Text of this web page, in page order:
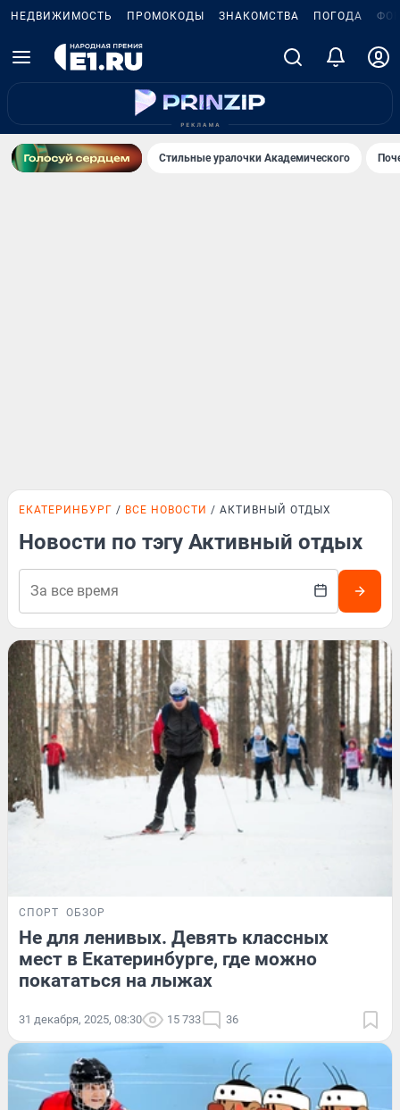
НЕДВИЖИМОСТЬ ПРОМОКОДЫ ЗНАКОМСТВА ПОГОДА
Стильные уралочки Академического
ЕКАТЕРИНБУРГ ВСЕ НОВОСТИ АКТИВНЫЙ ОТДЫХ
Новости по тэгу Активный отдых
СПОРТ ОБЗОР
Не для ленивых. Девять классных
мест в Екатеринбурге, где можно
покататься на лыжах
31 декабря, 2025, 08:30 15 733 36